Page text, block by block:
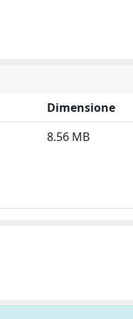
Dimensione
8.56 MB